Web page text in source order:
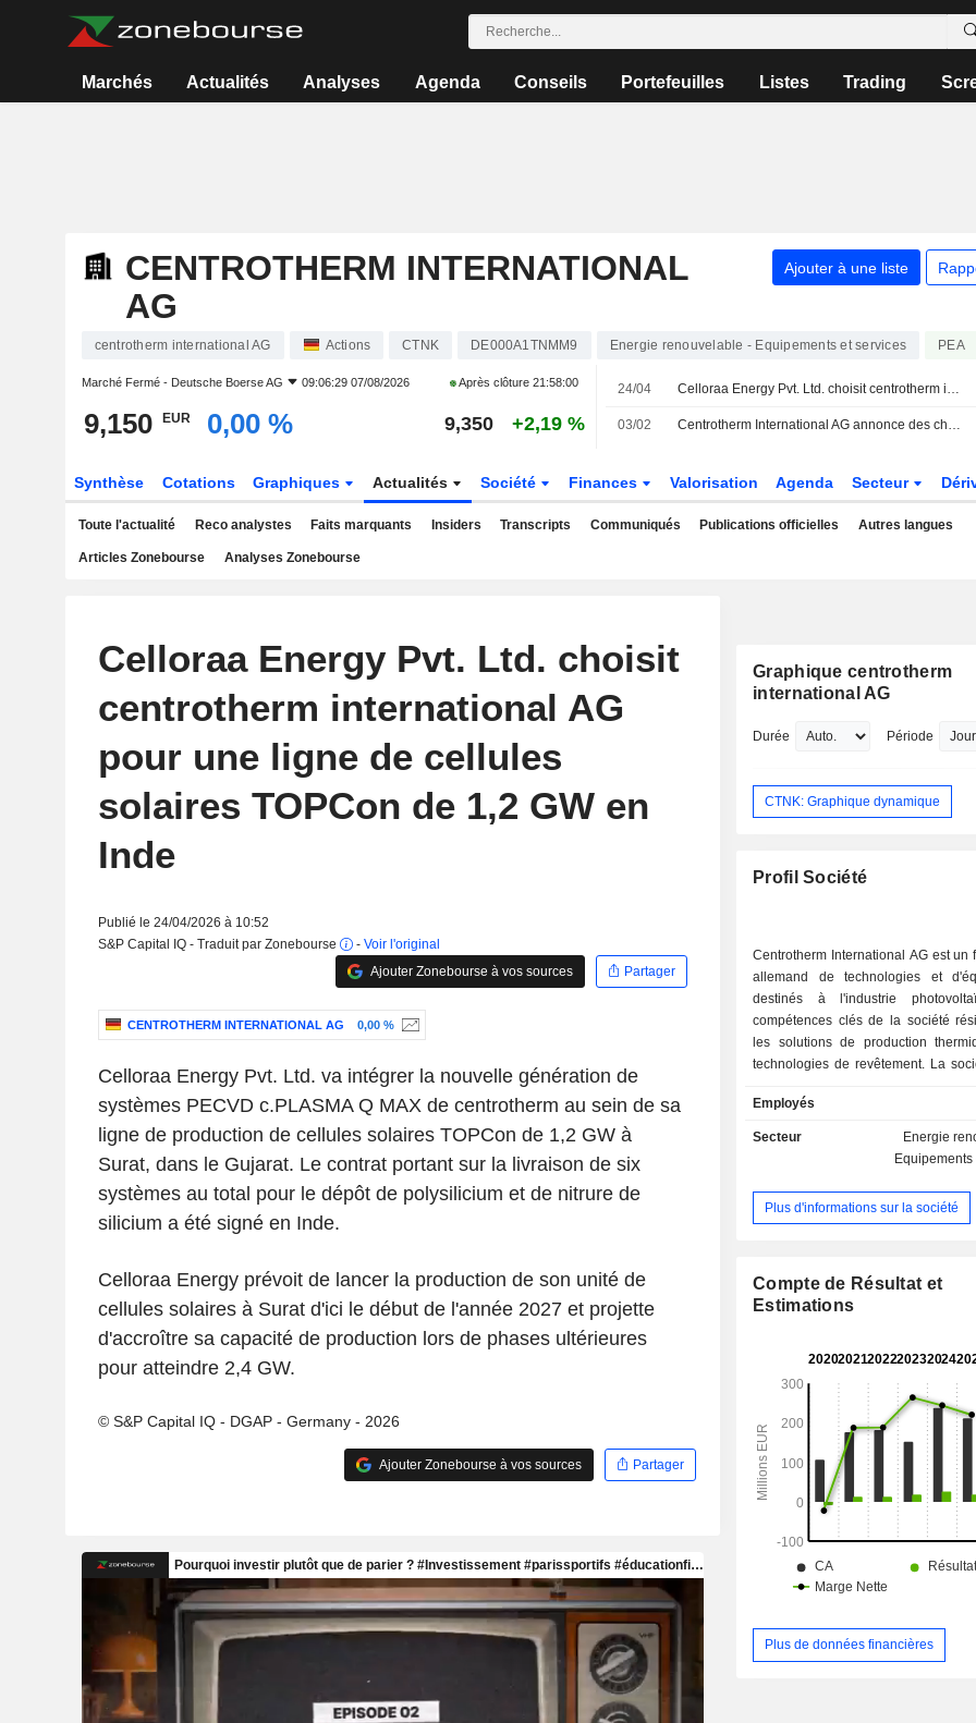
Marchés Actualités Analyses Agenda Conseils Portefeuilles Listes Trading
CENTROTHERM INTERNATIONAL
AG
Ajouter à une liste
centrotherm international AG Actions CTNK DE000A1TNMM9 Energie renouvelable - Equipements et services PEA
Marché Fermé - Deutsche Boerse AG 09:06:29 07/08/2026 Après clôture21:58:00
9,150 EUR 0,00 % 9,350 +2,19 %
24/04 Celloraa Energy Pvt. Ltd. choisit centrotherm international AG pour une ligne de cellules solaires TOPCon de 1,2 GW en Inde
03/02 Centrotherm International AG annonce des changements au sein de son Conseil de Surveillance
Synthèse Cotations Graphiques Actualités Société Finances Valorisation Agenda Secteur
Toute l'actualité Reco analystes Faits marquants Insiders Transcripts Communiqués Publications officielles Autres langues
Articles Zonebourse Analyses Zonebourse
Celloraa Energy Pvt. Ltd. choisit
centrotherm international AG
pour une ligne de cellules
solaires TOPCon de 1,2 GW en
Inde
Publié le 24/04/2026 à 10:52
S&P Capital IQ - Traduit par Zonebourse
- Voir l'original
Ajouter Zonebourse à vos sources
Partager
CENTROTHERM INTERNATIONAL AG 0,00 %
Celloraa Energy Pvt. Ltd. va intégrer la nouvelle génération de
systèmes PECVD c.PLASMA Q MAX de centrotherm au sein de sa
ligne de production de cellules solaires TOPCon de 1,2 GW à
Surat, dans le Gujarat. Le contrat portant sur la livraison de six
systèmes au total pour le dépôt de polysilicium et de nitrure de
silicium a été signé en Inde.
Celloraa Energy prévoit de lancer la production de son unité de
cellules solaires à Surat d'ici le début de l'année 2027 et projette
d'accroître sa capacité de production lors de phases ultérieures
pour atteindre 2,4 GW.
© S&P Capital IQ - DGAP - Germany - 2026
Ajouter Zonebourse à vos sources Partager
Graphique centrotherm
international AG
Durée Période
CTNK: Graphique dynamique
Profil Société
Centrotherm International AG est un
allemand de technologies et
destinés à l'industrie
compétences clés de la société
les solutions de production
technologies de revêtement. La
Photovoltaïque et semi-
mince et équipements sur mesure.
Silicium opère par l'intermédiaire
technologies et des prestations
processus intégrés et les
semi-conducteurs est
développement, la construction, la
et équipements sur mesure se
développement, la construction, la
la vente de concepts de systèmes sur
de systèmes spéciaux pour les
revêtement modernes.
Employés
Secteur
Energie
Plus d'informations sur la société
Compte de Résultat et
Estimations
Plus de données financières